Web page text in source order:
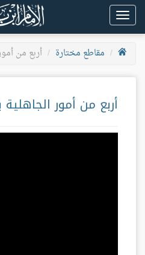
Toggle
navigation
مقاطع مختارة
أربع من
أربع من أمور